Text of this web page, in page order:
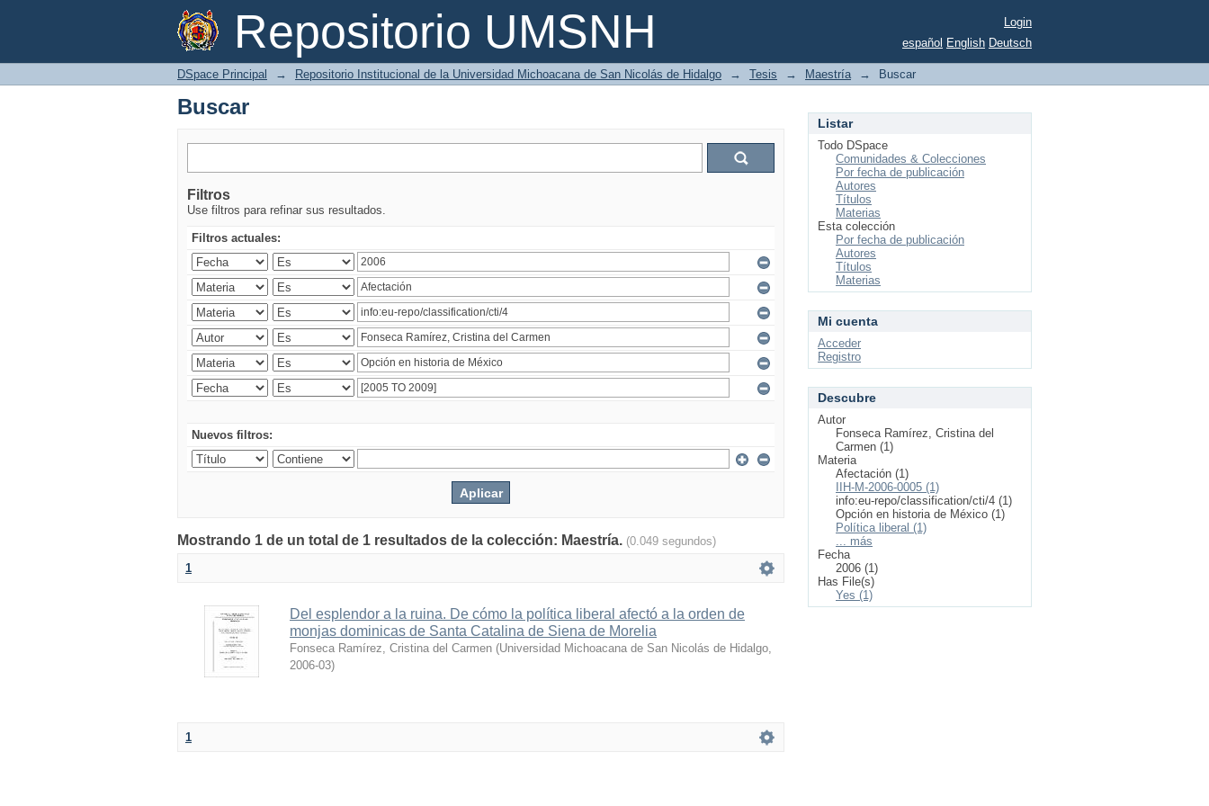
Repositorio UMSNH
Buscar
Login
español English Deutsch
DSpace Principal → Repositorio Institucional de la Universidad Michoacana de San Nicolás de Hidalgo → Tesis → Maestría → Buscar
Buscar
Filtros
Use filtros para refinar sus resultados.
Filtros actuales:
Nuevos filtros:
Mostrando 1 de un total de 1 resultados de la colección: Maestría. (0.049 segundos)
1
Del esplendor a la ruina. De cómo la política liberal afectó a la orden de
monjas dominicas de Santa Catalina de Siena de Morelia
Fonseca Ramírez, Cristina del Carmen (Universidad Michoacana de San Nicolás de Hidalgo,
2006-03)
1
Listar
Todo DSpace
Comunidades & Colecciones
Por fecha de publicación
Autores
Títulos
Materias
Esta colección
Por fecha de publicación
Autores
Títulos
Materias
Mi cuenta
Acceder
Registro
Descubre
Autor
Fonseca Ramírez, Cristina del
Carmen (1)
Materia
Afectación (1)
IIH-M-2006-0005 (1)
info:eu-repo/classification/cti/4 (1)
Opción en historia de México (1)
Política liberal (1)
... más
Fecha
2006 (1)
Has File(s)
Yes (1)